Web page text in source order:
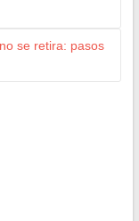
se retira: pasos